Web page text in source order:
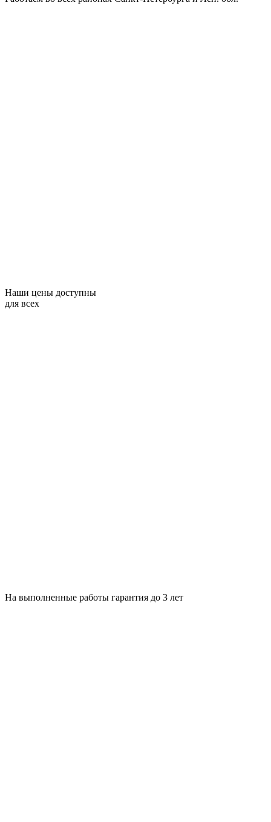
Наши цены доступны
для всех
На выполненные работы гарантия до 3 лет